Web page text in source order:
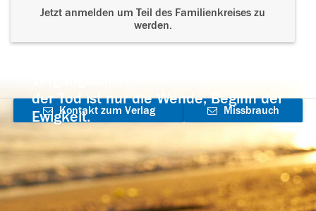
Jetzt anmelden um Teil des Familienkreises zu
werden.
der Tod ist nur die Wende, Beginn der
Ewigkeit.
Kontakt zum Verlag
aufnehmen
Missbrauch